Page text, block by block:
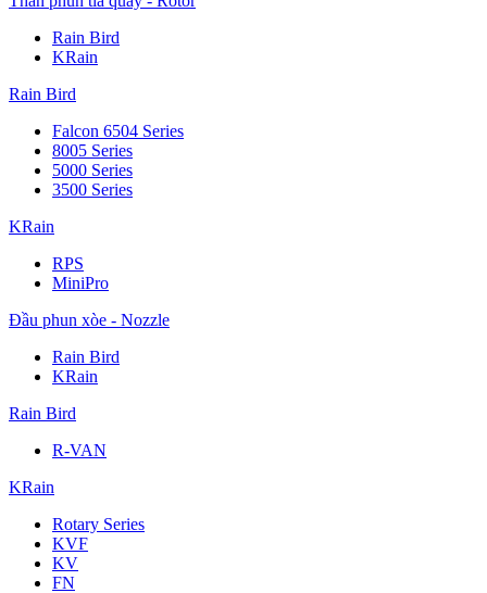
Rain Bird
KRain
Rain Bird
Falcon 6504 Series
8005 Series
5000 Series
3500 Series
KRain
RPS
MiniPro
Đầu phun xòe - Nozzle
Rain Bird
KRain
Rain Bird
R-VAN
KRain
Rotary Series
KVF
KV
FN